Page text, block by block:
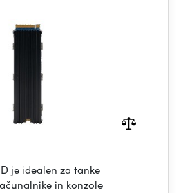
je idealen za tanke
in konzole